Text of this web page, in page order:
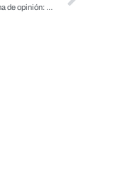
Columna de opinión: La vulnerabilidad de la población mayor ante los desastres socionaturales